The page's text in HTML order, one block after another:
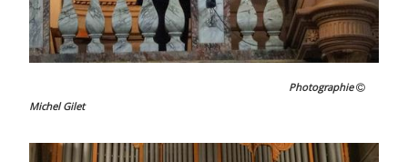
Photographie
Michel Gilet